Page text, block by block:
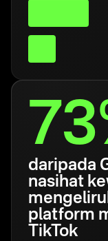
daripada
nasihat
platform
TikTok